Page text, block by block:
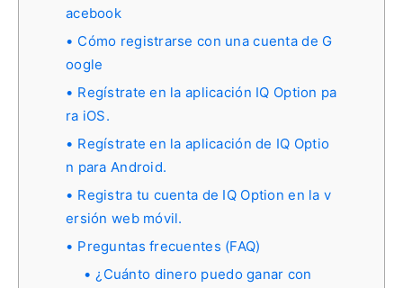
acebook
Cómo registrarse con una cuenta de G
oogle
Regístrate en la aplicación IQ Option pa
ra iOS.
Regístrate en la aplicación de IQ Optio
n para Android.
Registra tu cuenta de IQ Option en la v
ersión web móvil.
Preguntas frecuentes (FAQ)
¿Cuánto dinero puedo ganar con